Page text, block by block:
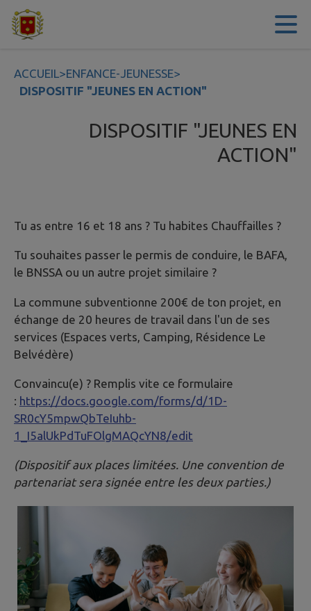
Contenu
ACCUEIL>ENFANCE-JEUNESSE>
DISPOSITIF "JEUNES EN ACTION"
DISPOSITIF "JEUNES EN
ACTION"
Tu as entre 16 et 18 ans ? Tu habites Chauffailles ?
Tu souhaites passer le permis de conduire, le BAFA,
le BNSSA ou un autre projet similaire ?
La commune subventionne 200€ de ton projet, en
échange de 20 heures de travail dans l'un de ses
services (Espaces verts, Camping, Résidence Le
Belvédère)
Convaincu(e) ? Remplis vite ce formulaire
: https://docs.google.com/forms/d/1D-
SR0cY5mpwQbTeIuhb-
1_I5alUkPdTuFOlgMAQcYN8/edit
(Dispositif aux places limitées. Une convention de
partenariat sera signée entre les deux parties.)